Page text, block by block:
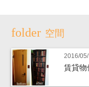
空間
2016/
賃貸物